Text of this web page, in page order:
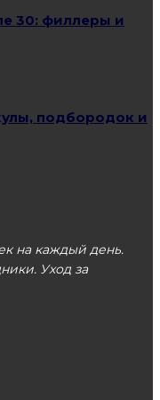
30: филлеры и
подбородок и
на каждый день.
Уход за